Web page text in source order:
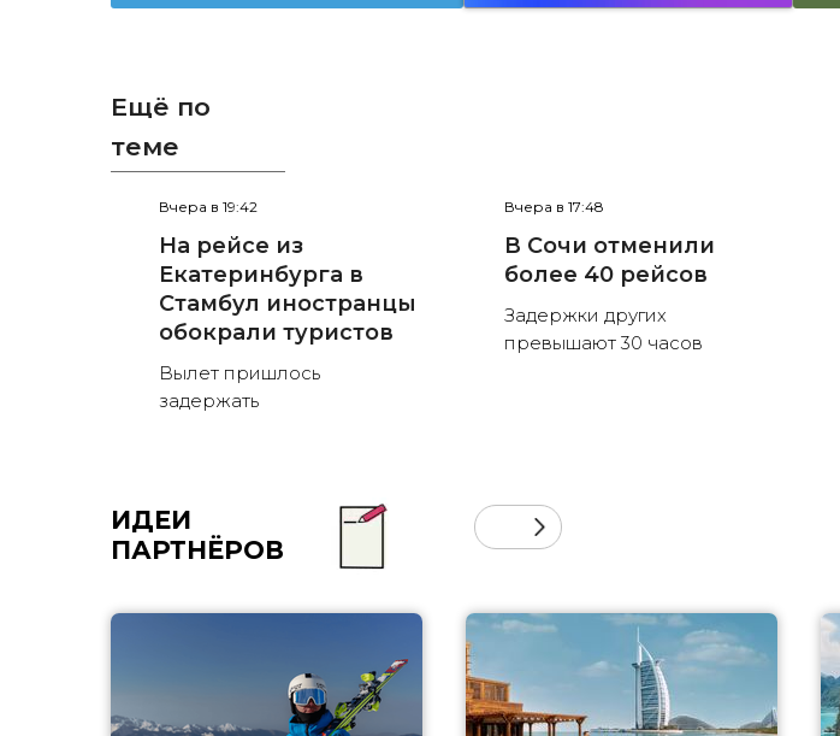
Ещё по
теме
Вчера в 19:42
На рейсе из
Екатеринбурга в
Стамбул иностранцы
обокрали туристов
Вылет пришлось
задержать
Вчера в 17:48
В Сочи отменили
более 40 рейсов
Задержки других
превышают 30 часов
ИДЕИ
ПАРТНЁРОВ